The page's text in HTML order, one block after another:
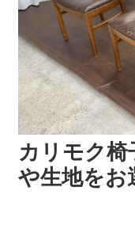
カリモク
や生地をお